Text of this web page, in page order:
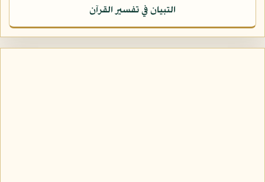
التبيان في تفسير القرآن